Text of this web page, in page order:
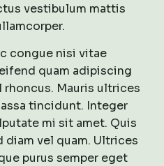
vestibulum mattis
congue nisi vitae
quam adipiscing
Mauris ultrices
tincidunt. Integer
mi sit amet. Quis
diam vel quam. Ultrices
purus semper eget